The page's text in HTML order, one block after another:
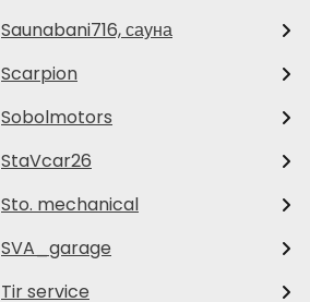
Saunabani716, сауна
Scarpion
Sobolmotors
StaVcar26
Sto. mechanical
SVA_garage
Tir service